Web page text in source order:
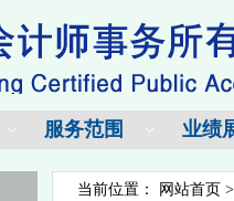
服务范围 业绩
当前位置： 网站首页